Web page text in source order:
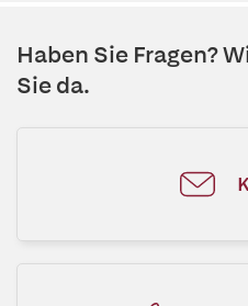
Haben Sie Fragen?
Sie da.